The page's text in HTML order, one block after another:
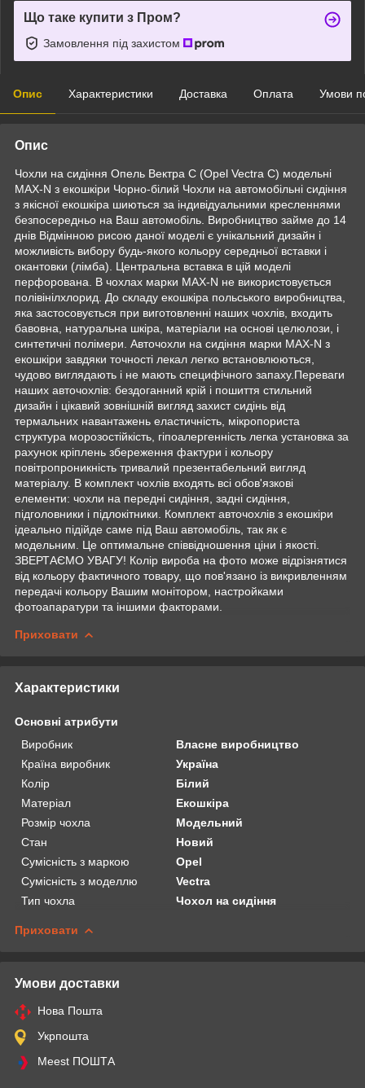
Що таке купити з Пром?
Замовлення під захистом
Опис Характеристики Доставка Оплата Умови
Опис
Чохли на сидіння Опель Вектра С (Opel Vectra C) модельні
MAX-N з екошкіри Чорно-білий Чохли на автомобільні сидіння
з якісної екошкіра шиються за індивідуальними кресленнями
безпосередньо на Ваш автомобіль. Виробництво займе до 14
днів Відмінною рисою даної моделі є унікальний дизайн і
можливість вибору будь-якого кольору середньої вставки і
окантовки (лімба). Центральна вставка в цій моделі
перфорована. В чохлах марки MAX-N не використовується
полівінілхлорид. До складу екошкіра польського виробництва,
яка застосовується при виготовленні наших чохлів, входить
бавовна, натуральна шкіра, матеріали на основі целюлози, і
синтетичні полімери. Авточохли на сидіння марки MAX-N з
екошкіри завдяки точності лекал легко встановлюються,
чудово виглядають і не мають специфічного запаху.Переваги
наших авточохлів: бездоганний крій і пошиття стильний
дизайн і цікавий зовнішній вигляд захист сидінь від
термальних навантажень еластичність, мікропориста
структура морозостійкість, гіпоалергенність легка установка за
рахунок кріплень збереження фактури і кольору
повітропроникність тривалий презентабельний вигляд
матеріалу. В комплект чохлів входять всі обов'язкові
елементи: чохли на передні сидіння, задні сидіння,
підголовники і підлокітники. Комплект авточохлів з екошкіри
ідеально підійде саме під Ваш автомобіль, так як є
модельним. Це оптимальне співвідношення ціни і якості.
ЗВЕРТАЄМО УВАГУ! Колір вироба на фото може відрізнятися
від кольору фактичного товару, що пов'язано із викривленням
передачі кольору Вашим монітором, настройками
фотоапаратури та іншими факторами.
Приховати
Характеристики
Основні атрибути
Виробник
Власне виробництво
Країна виробник
Україна
Колір
Білий
Матеріал
Екошкіра
Розмір чохла
Модельний
Стан
Новий
Сумісність з маркою
Opel
Сумісність з моделлю
Vectra
Тип чохла
Чохол на сидіння
Приховати
Умови доставки
Нова Пошта
Укрпошта
Meest ПОШТА